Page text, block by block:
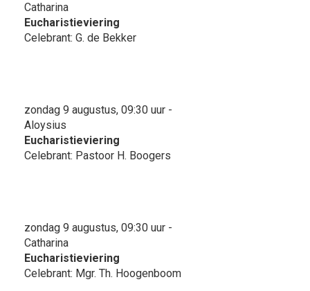
Catharina
Eucharistieviering
Celebrant: G. de Bekker
zondag 9 augustus, 09:30 uur -
Aloysius
Eucharistieviering
Celebrant: Pastoor H. Boogers
zondag 9 augustus, 09:30 uur -
Catharina
Eucharistieviering
Celebrant: Mgr. Th. Hoogenboom